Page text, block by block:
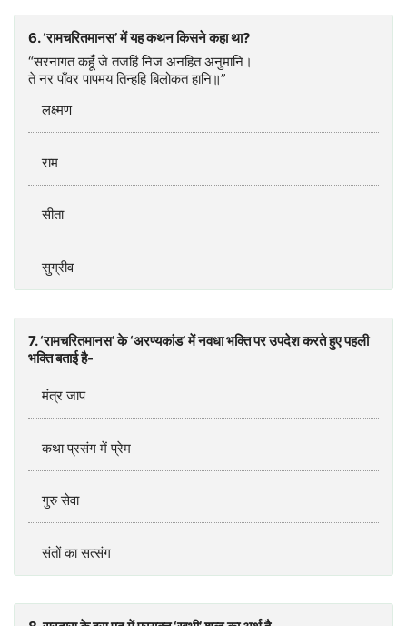
6. ‘रामचरितमानस’ में यह कथन किसने कहा था?
“सरनागत कहूँ जे तजहिं निज अनहित अनुमानि।
ते नर पाँवर पापमय तिन्हहि बिलोकत हानि॥”
लक्ष्मण
राम
सीता
सुग्रीव
7. ‘रामचरितमानस’ के ‘अरण्यकांड’ में नवधा भक्ति पर उपदेश करते हुए पहली
भक्ति बताई है-
मंत्र जाप
कथा प्रसंग में प्रेम
गुरु सेवा
संतों का सत्संग